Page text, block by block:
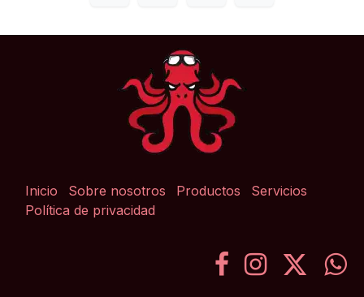
Inicio Sobre nosotros Productos
Servicios
Política de privacidad